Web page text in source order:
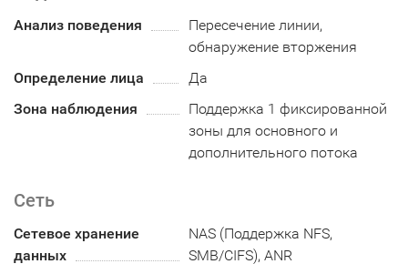
Анализ поведения
Пересечение линии,
обнаружение вторжения
Определение лица
Да
Зона наблюдения
Поддержка 1 фиксированной
зоны для основного и
дополнительного потока
Сеть
Сетевое хранение
данных
NAS (Поддержка NFS,
SMB/CIFS), ANR